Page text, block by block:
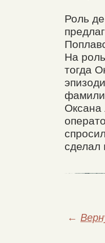
Роль
На
тогда
Оксана
сделал
←